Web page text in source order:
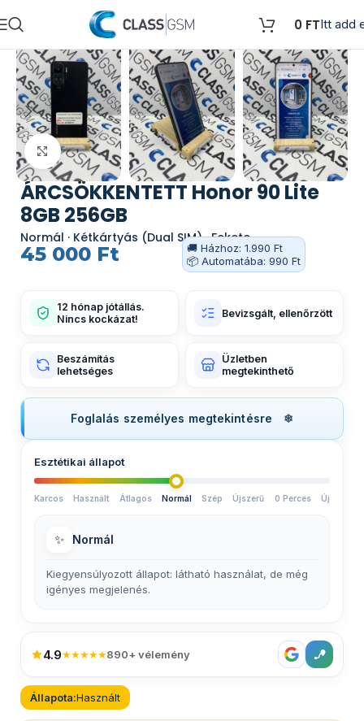
0 FTItt add
Kattints a nagyításhoz
ÁRCSÖKKENTETT Honor 90 Lite
8GB 256GB
Normál · Kétkártyás (Dual SIM) · Fekete
45 000 Ft
🚚 Házhoz: 1.990 Ft
📦 Automatába: 990 Ft
12 hónap jótállás.
Nincs kockázat!
Bevizsgált, ellenőrzött
Beszámítás
lehetséges
Üzletben
megtekinthető
Foglalás személyes megtekintésre
Esztétikai állapot
Karcos Használt Átlagos Normál Szép Újszerű 0 Perces Új
✨ Normál
Kiegyensúlyozott állapot: látható használat, de még
igényes megjelenés.
4.9★★★★★890+ vélemény
Állapota:Használt